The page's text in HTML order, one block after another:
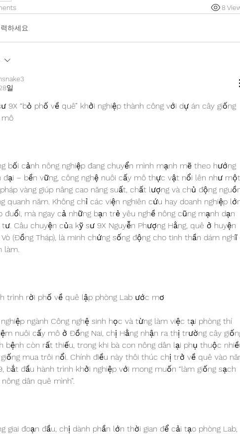
8
하세요.
일
9X “bỏ phố về quê” khởi nghiệp thành công với dự án cây giống
mô
bối cảnh nông nghiệp đang chuyển mình mạnh mẽ theo hướng
đại – bền vững, công nghệ nuôi cấy mô thực vật nổi lên như
vàng giúp nâng cao năng suất, chất lượng và chủ động
quanh năm. Không chỉ các viện nghiên cứu hay doanh nghiệp
đuổi, mà ngay cả những bạn trẻ yêu nghề nông cũng mạnh dạn
tư. Câu chuyện của kỹ sư 9X Nguyễn Phượng Hằng, quê ở huyện
Vò (Đồng Tháp), là minh chứng sống động cho tinh thần dám nghĩ
làm.
trình rời phố về quê lập phòng Lab ước mơ
ngành Công nghệ sinh học và từng làm việc tại phòng thí
nuôi cấy mô ở Đồng Nai, chị Hằng nhận ra thị trường cây
bệnh còn rất thiếu, trong khi bà con nông dân lại phụ thuộc
mua trôi nổi. Chính điều này thôi thúc chị trở về quê vào
bắt đầu hành trình khởi nghiệp với mong muốn “làm giống sạch
dân quê mình”.
giai đoạn đầu, chị dành phần lớn thời gian để cải tạo phòng Lab,